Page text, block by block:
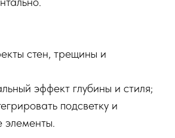
стен, трещины и
эффект глубины и стиля;
подсветку и
элементы.